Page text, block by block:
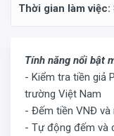
Thời gian làm việc:
Tính năng nổi bật
- Kiểm tra tiền giả
trường Việt Nam
- Đếm tiền VNĐ và
- Tự động đếm và